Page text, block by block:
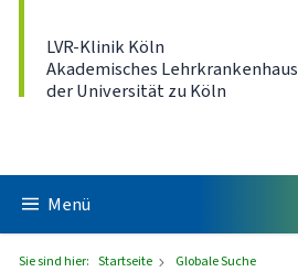
LVR-Klinik Köln
Akademisches Lehrkrankenhaus
der Universität zu Köln
Menü
Sie sind hier: Startseite Globale Suche